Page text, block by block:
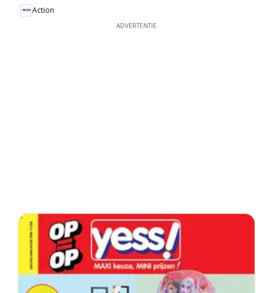
Action
ADVERTENTIE